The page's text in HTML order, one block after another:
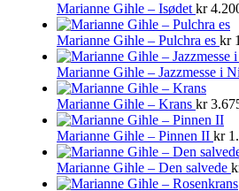
Marianne Gihle – Isødet kr
Marianne Gihle – Pulchra es kr
Marianne Gihle – Jazzmesse i
Marianne Gihle – Krans kr
Marianne Gihle – Pinnen II kr
Marianne Gihle – Den salvede